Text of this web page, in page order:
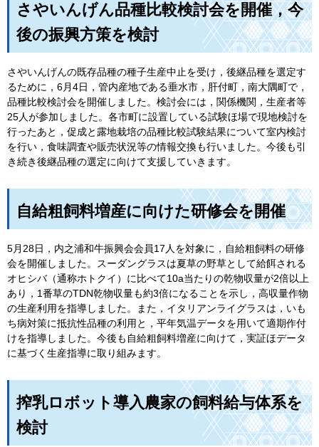
さやいんげん品種比較検討会を開催，今
後の振興方策を検討
さやいんげんの既存品種の種子生産中止を受け，後継品種を選定す
るために，6月4日，管内産地である垂水市，肝付町，南大隅町で，
品種比較検討会を開催しました。検討会には，関係機関，生産者等
25人が参加しました。各市町に設置している試験ほ場で現地検討を
行ったあと，促成と露地栽培の品種比較試験結果について室内検討
を行い，食味調査や販売状況等の情報交換も行いました。今後も引
き続き後継品種の選定に向けて支援していきます。
自給粗飼料増産に向けた研修会を開催
5月28日，内之浦和牛振興会会員17人を対象に，自給粗飼料の研修
会を開催しました。スーダングラスは夏草の野草として給餌される
オヒシバ（通称ホトクイ）に比べて10a当たりの乾物収量が2倍以上
あり，1番草のTDN乾物収量も約3倍になることを示し，高収量作物
の生産利用を指導しました。また，イタリアンライグラスは，いも
ち病対策に抵抗性品種の利用と，平年気温データを用いて適期作付
けを指導しました。今後も自給粗飼料増産に向けて，実証ほデータ
に基づく生産指導に取り組みます。
搾乳ロボット導入農家の飼料給与体系を
検討